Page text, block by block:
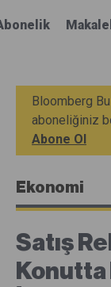
Bloomberg
aboneliğiniz
Abone Ol
Ekonomi
Satış